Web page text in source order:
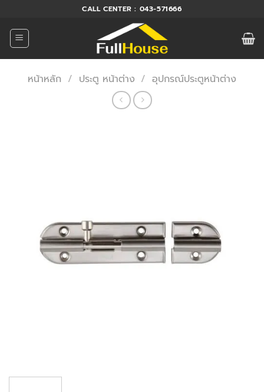
ยัง
เนื้อหา
CALL CENTER : 043-571666
หน้าหลัก / ประตู หน้าต่าง / อุปกรณ์ประตูหน้าต่าง